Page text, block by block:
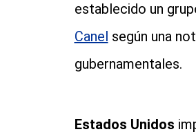
establecido un
Canel según una
gubernamentales.
Estados Unidos